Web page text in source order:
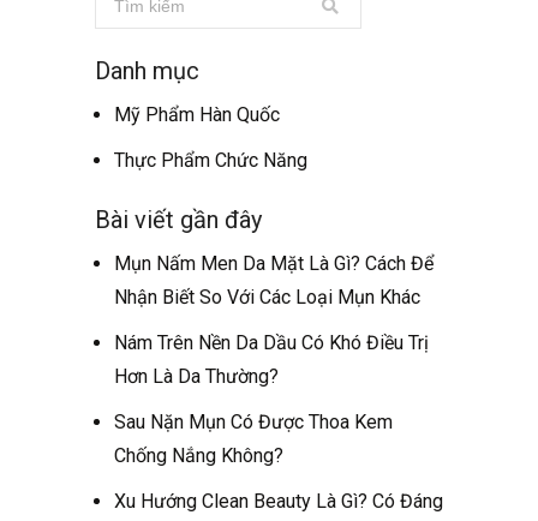
Danh mục
Mỹ Phẩm Hàn Quốc
Thực Phẩm Chức Năng
Bài viết gần đây
Mụn Nấm Men Da Mặt Là Gì? Cách Để
Nhận Biết So Với Các Loại Mụn Khác
Nám Trên Nền Da Dầu Có Khó Điều Trị
Hơn Là Da Thường?
Sau Nặn Mụn Có Được Thoa Kem
Chống Nắng Không?
Xu Hướng Clean Beauty Là Gì? Có Đáng